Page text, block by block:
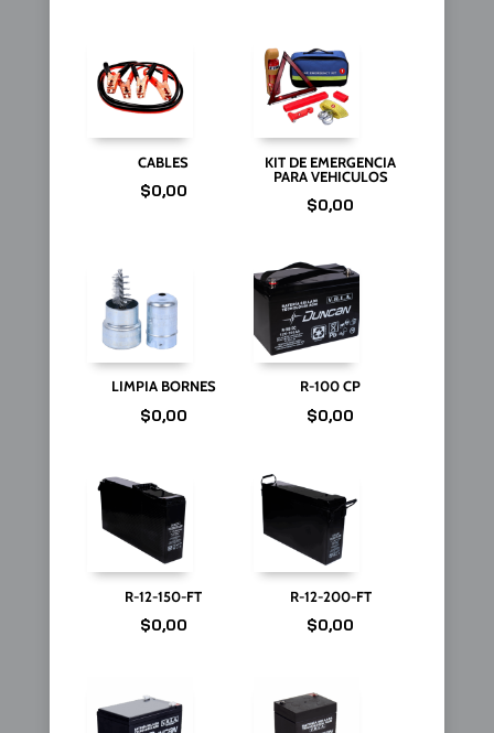
CABLES
$0,00
KIT DE EMERGENCIA
PARA VEHICULOS
$0,00
LIMPIA BORNES
$0,00
R-100 CP
$0,00
R-12-150-FT
$0,00
R-12-200-FT
$0,00